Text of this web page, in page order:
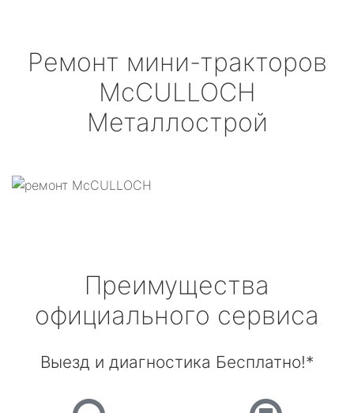
Ремонт мини-тракторов
McCULLOCH
Металлострой
Преимущества
официального сервиса
Выезд и диагностика Бесплатно!*